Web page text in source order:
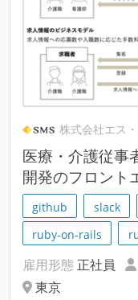
株式会社エス
医療・介護従事
開発のフロント
github slack
ruby-on-rails
雇用形態 正社員
東京